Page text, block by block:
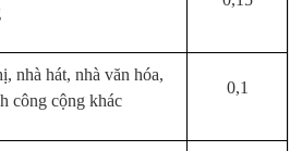
nhà hát, nhà văn hóa,
công cộng khác
0,1